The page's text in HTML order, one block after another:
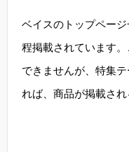
ベイスのトップペー
程掲載されています
できませんが、特集
れば、商品が掲載され